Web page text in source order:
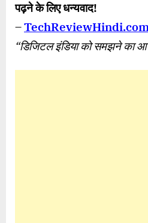
पढ़ने के लिए धन्यवाद!
–
“डिजिटल इंडिया को समझने का